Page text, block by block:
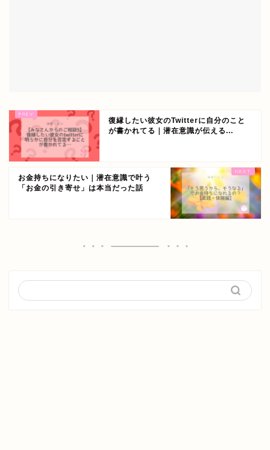
復縁したい彼女のTwitterに自分のこと
が書かれてる｜潜在意識が伝える...
お金持ちになりたい｜潜在意識で叶う
「お金の引き寄せ」は本当だった話